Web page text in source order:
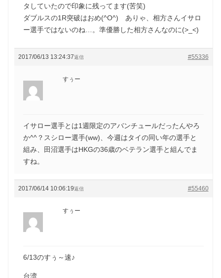
タしていたので印象に残ってます(苦笑)
ダブルスの1R突破はおめ(^O^) ありゃ、相方さんイサロ
ー選手ではないのね…。準優勝した相方さんなのに(>_<)
2017/06/13 13:24:37 #55336
返信
すぅー
イサロー選手とは1週限定のアバンチュールだったんやろ
か^^？スシロー選手(ww)、今週はタイの同い年の選手と
組み、田沼選手はHKGの36歳のベテラン選手と組んでま
すね。
2017/06/14 10:06:19 #55460
返信
すぅー
6/13のすぅ～速♪
台湾